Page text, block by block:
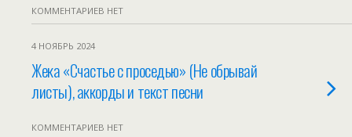
КОММЕНТАРИЕВ НЕТ
4 НОЯБРЬ 2024
Жека «Счастье с проседью» (Не обрывай
листы), аккорды и текст песни
КОММЕНТАРИЕВ НЕТ